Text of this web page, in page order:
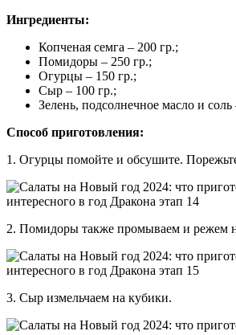
Ингредиенты:
Копченая семга – 200 гр.;
Помидоры – 250 гр.;
Огурцы – 150 гр.;
Сыр – 100 гр.;
Зелень, подсолнечное масло и
Способ приготовления:
1. Огурцы помойте и обсушите.
2. Помидоры также промываем и режем
3. Сыр измельчаем на кубики.